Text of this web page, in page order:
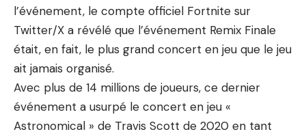
l’événement, le compte officiel Fortnite sur
Twitter/X a révélé que l’événement Remix Finale
était, en fait, le plus grand concert en jeu que le jeu
ait jamais organisé.
Avec plus de 14 millions de joueurs, ce dernier
événement a usurpé le concert en jeu «
Astronomical » de Travis Scott de 2020 en tant